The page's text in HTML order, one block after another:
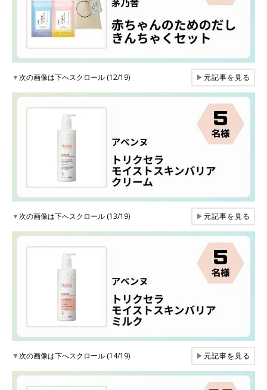
▼次の画像は下へスクロール (12/19) ▶元記事を見る
▼次の画像は下へスクロール (13/19) ▶元記事を見る
▼次の画像は下へスクロール (14/19) ▶元記事を見る